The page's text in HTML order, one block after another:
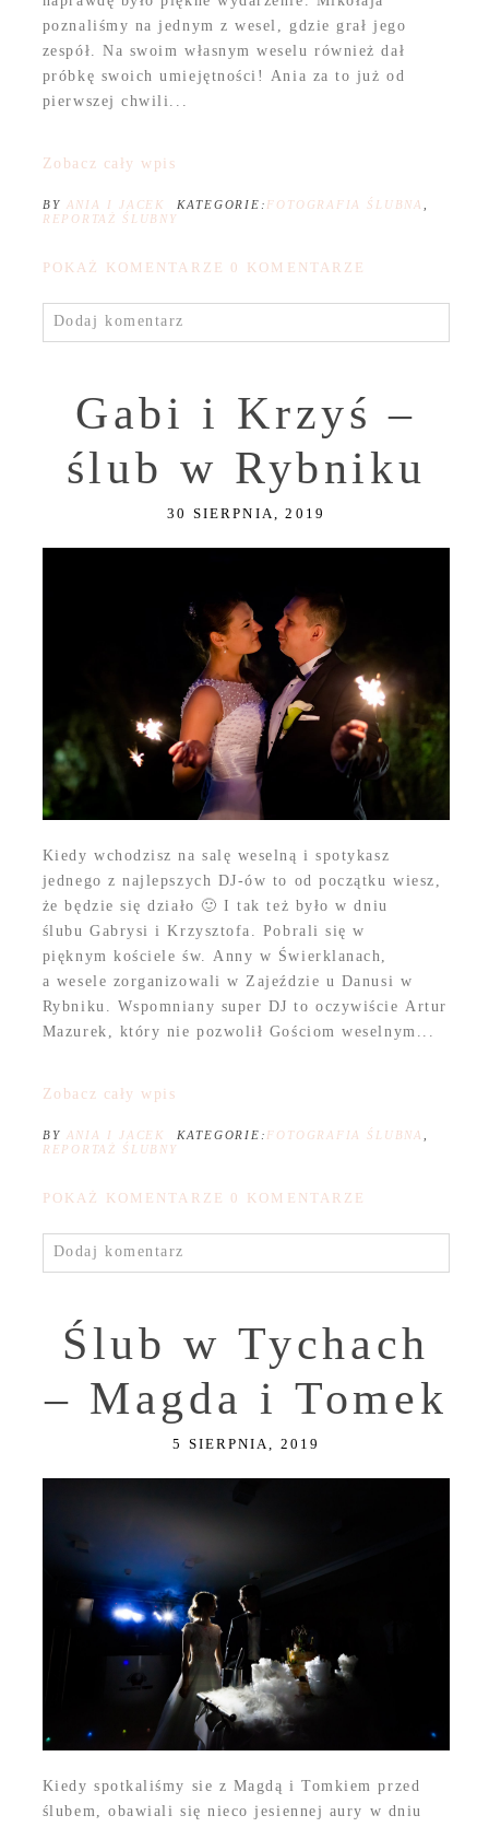
poznaliśmy na jednym z wesel, gdzie grał jego
zespół. Na swoim własnym weselu również dał
próbkę swoich umiejętności! Ania za to już od
pierwszej chwili...
Zobacz cały wpis
BY ANIA I JACEK KATEGORIE: FOTOGRAFIA ŚLUBNA
REPORTAŻ ŚLUBNY
POKAŻ KOMENTARZE 0 KOMENTARZE
Dodaj komentarz
Gabi i Krzyś –
ślub w Rybniku
30 SIERPNIA, 2019
Kiedy wchodzisz na salę weselną i spotykasz
jednego z najlepszych DJ-ów to od początku wiesz,
że będzie się działo 🙂 I tak też było w dniu
ślubu Gabrysi i Krzysztofa. Pobrali się w
pięknym kościele św. Anny w Świerklanach,
a wesele zorganizowali w Zajeździe u Danusi w
Rybniku. Wspomniany super DJ to oczywiście Artur
Mazurek, który nie pozwolił Gościom weselnym...
Zobacz cały wpis
BY ANIA I JACEK KATEGORIE: FOTOGRAFIA ŚLUBNA
REPORTAŻ ŚLUBNY
POKAŻ KOMENTARZE 0 KOMENTARZE
Dodaj komentarz
Ślub w Tychach
– Magda i Tomek
5 SIERPNIA, 2019
Kiedy spotkaliśmy sie z Magdą i Tomkiem przed
ślubem, obawiali się nieco jesiennej aury w dniu